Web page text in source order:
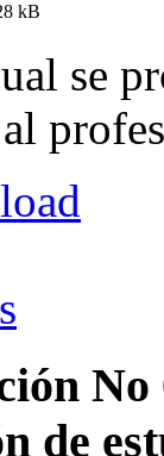
kB
se